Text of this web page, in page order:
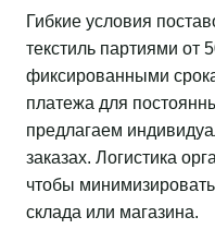
Гибкие условия
текстиль партиями от
фиксированными
платежа для
предлагаем
заказах. Логистика
чтобы
склада или магазина.